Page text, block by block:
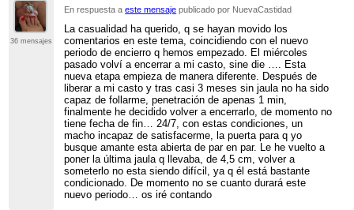
36 mensajes
En respuesta aeste mensaje publicado por NuevaCastidad
La casualidad ha querido, q se hayan movido los
comentarios en este tema, coincidiendo con el nuevo
periodo de encierro q hemos empezado. El miércoles
pasado volví a encerrar a mi casto, sine die …. Esta
nueva etapa empieza de manera diferente. Después de
liberar a mi casto y tras casi 3 meses sin jaula no ha sido
capaz de follarme, penetración de apenas 1 min,
finalmente he decidido volver a encerrarlo, de momento no
tiene fecha de fin… 24/7, con estas condiciones, un
macho incapaz de satisfacerme, la puerta para q yo
busque amante esta abierta de par en par. Le he vuelto a
poner la última jaula q llevaba, de 4,5 cm, volver a
someterlo no esta siendo difícil, ya q él está bastante
condicionado. De momento no se cuanto durará este
nuevo periodo… os iré contando